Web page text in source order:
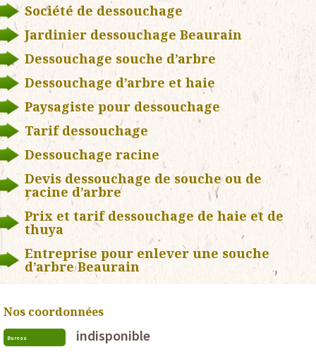
Société de dessouchage
Jardinier dessouchage Beaurain
Dessouchage souche d’arbre
Dessouchage d’arbre et haie
Paysagiste pour dessouchage
Tarif dessouchage
Dessouchage racine
Devis dessouchage de souche ou de
racine d’arbre
Prix et tarif dessouchage de haie et de
thuya
Entreprise pour enlever une souche
d’arbre Beaurain
Nos coordonnées
Bureau indisponible